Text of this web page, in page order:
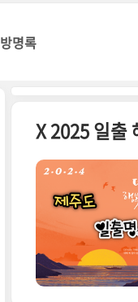
방명록